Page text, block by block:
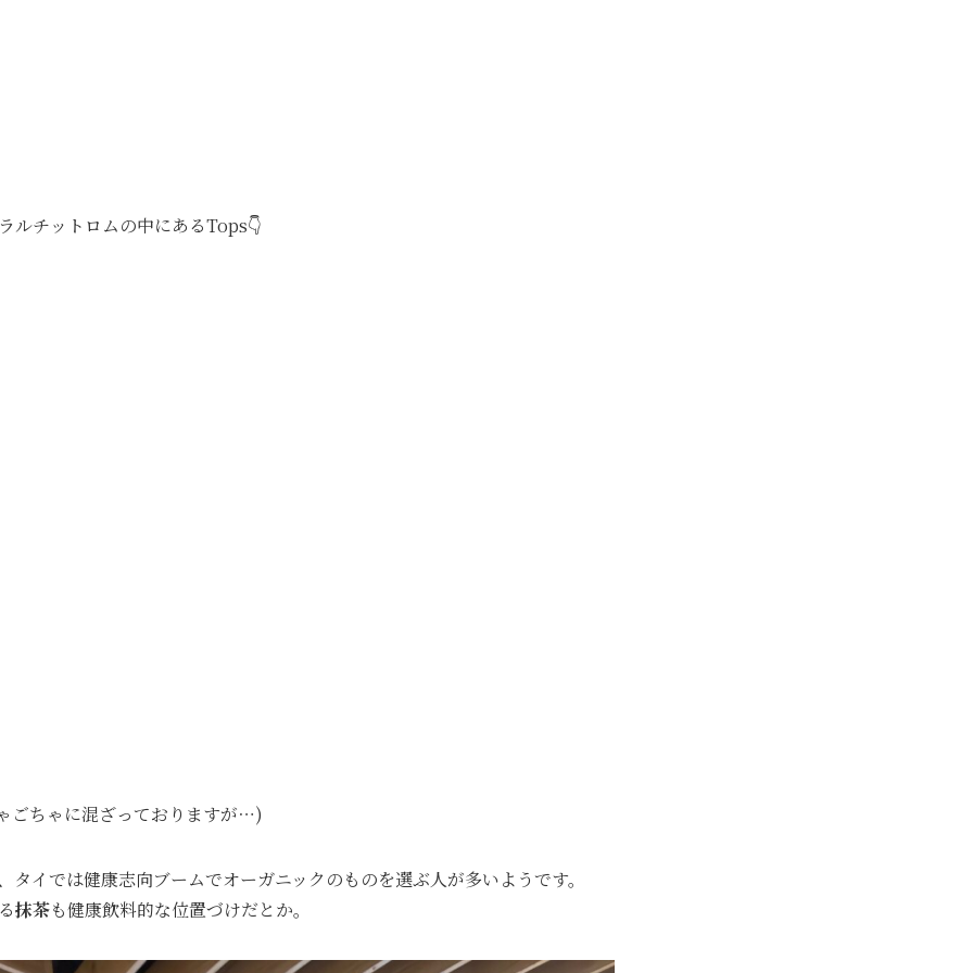
ルチットロムの中にあるTops👇️
ごちゃに混ざっておりますが⋯)
タイでは健康志向ブームでオーガニックのものを選ぶ人が多いようです。
抹茶も健康飲料的な位置づけだとか。